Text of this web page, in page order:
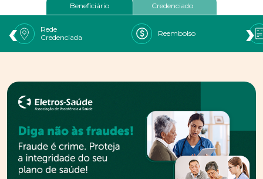
Beneficiário Credenciado
Rede
Credenciada
Reembolso
‹ ›